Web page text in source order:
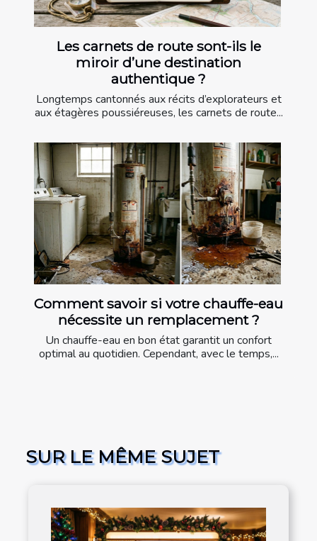
Les carnets de route sont-ils le
miroir d’une destination
authentique ?
Longtemps cantonnés aux récits d’explorateurs et
aux étagères poussiéreuses, les carnets de route...
Comment savoir si votre chauffe-eau
nécessite un remplacement ?
Un chauffe-eau en bon état garantit un confort
optimal au quotidien. Cependant, avec le temps,...
SUR LE MÊME SUJET